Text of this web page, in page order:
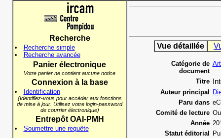
Recherche
Recherche simple
Recherche avancée
Panier électronique
Votre panier ne contient aucune notice
Connexion à la base
Identification
(Identifiez-vous pour accéder aux fonctions
de mise à jour. Utilisez votre login-password
de courrier électronique)
Entrepôt OAI-PMH
Soumettre une requête
Vue détaillée
Catégorie de
document
Titre
Auteur principal
Paru dans
Comité de lecture
Année
Statut éditorial